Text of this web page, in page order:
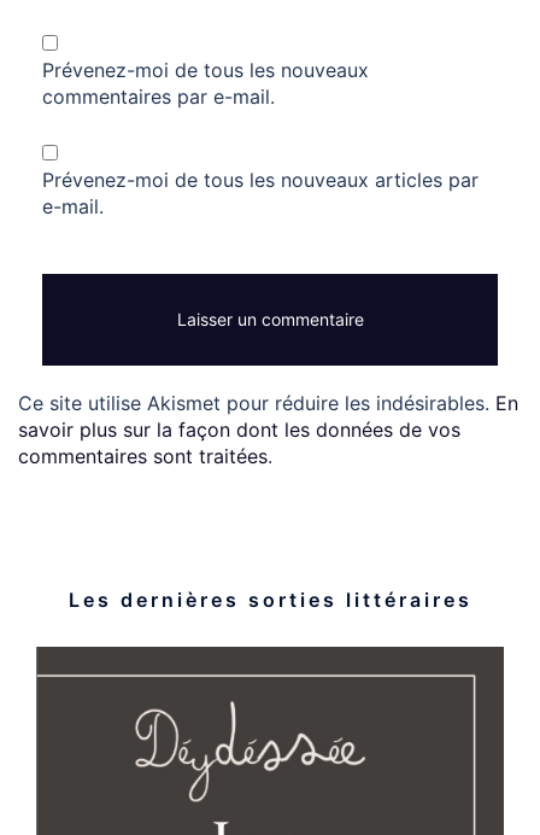
Prévenez-moi de tous les nouveaux
commentaires par e-mail.
Prévenez-moi de tous les nouveaux articles par
e-mail.
Ce site utilise Akismet pour réduire les indésirables. En
savoir plus sur la façon dont les données de vos
commentaires sont traitées.
Les dernières sorties littéraires